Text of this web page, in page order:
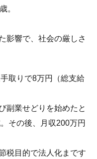
。
影響で、社会の厳しさ
取りで8万円（総支給
副業せどりを始めたと
その後、月収200万円
税目的で法人化まです